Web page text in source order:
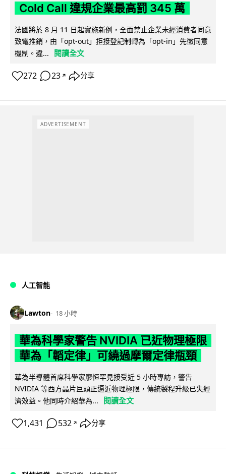
Cold Call 違規企業最高罰 345 萬
法國將於 8 月 11 日起實施新例，全面禁止企業未經消費者同意
致電推銷，由「opt-out」拒接登記制轉為「opt-in」先徵同意
機制。違...
閱讀全文
272 23 ↗ 分享
ADVERTISEMENT
人工智能
Lawton 18 小時
華為科學家警告 NVIDIA 已近物理極限
華為「韜定律」可繞過摩爾定律瓶頸
華為半導體首席科學家廖恒罕見接受近 5 小時專訪，警告
NVIDIA 等西方晶片巨頭正逼近物理極限，傳統製程升級已失經
濟效益。他同時介紹華為...
閱讀全文
1,431 532 ↗ 分享